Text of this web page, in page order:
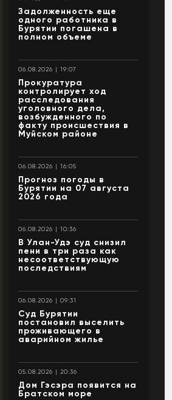
Задолженность еще
одного работника в
Бурятии погашена в
полном объеме
06.08.2026 | 19:07
Прокуратура
контролирует ход
расследования
уголовного дела,
возбужденного по
факту происшествия в
Муйском районе
06.08.2026 | 16:05
Прогноз погоды в
Бурятии на 07 августа
2026 года
06.08.2026 | 10:36
В Улан-Удэ суд снизил
пени в три раза как
несоответствующую
последствиям
06.08.2026 | 09:31
Суд Бурятии
постановил выселить
проживающего в
аварийном жилье
05.08.2026 | 20:36
Дом Гэсэра появится на
Братском море